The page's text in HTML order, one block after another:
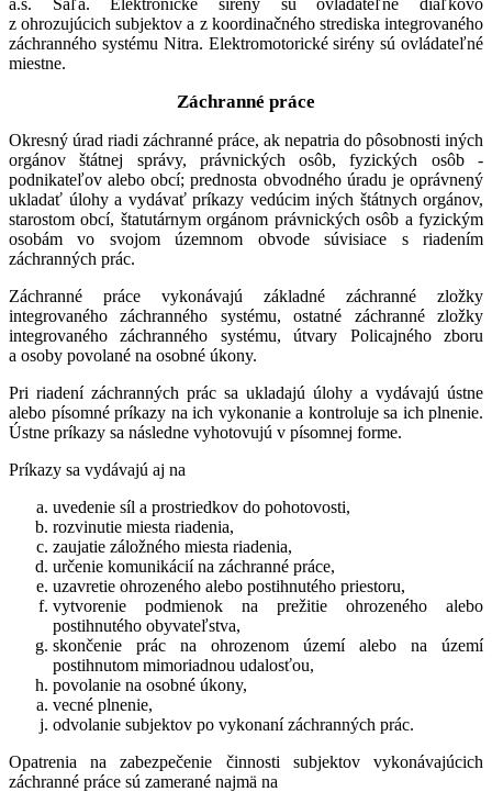
z ohrozujúcich subjektov a z koordinačného strediska integrovaného
záchranného systému Nitra. Elektromotorické sirény sú ovládateľné
miestne.
Záchranné práce
Okresný úrad riadi záchranné práce, ak nepatria do pôsobnosti iných
orgánov štátnej správy, právnických osôb, fyzických osôb -
podnikateľov alebo obcí; prednosta obvodného úradu je oprávnený
ukladať úlohy a vydávať príkazy vedúcim iných štátnych orgánov,
starostom obcí, štatutárnym orgánom právnických osôb a fyzickým
osobám vo svojom územnom obvode súvisiace s riadením
záchranných prác.
Záchranné práce vykonávajú základné záchranné zložky
integrovaného záchranného systému, ostatné záchranné zložky
integrovaného záchranného systému, útvary Policajného zboru
a osoby povolané na osobné úkony.
Pri riadení záchranných prác sa ukladajú úlohy a vydávajú ústne
alebo písomné príkazy na ich vykonanie a kontroluje sa ich plnenie.
Ústne príkazy sa následne vyhotovujú v písomnej forme.
Príkazy sa vydávajú aj na
uvedenie síl a prostriedkov do pohotovosti,
rozvinutie miesta riadenia,
zaujatie záložného miesta riadenia,
určenie komunikácií na záchranné práce,
uzavretie ohrozeného alebo postihnutého priestoru,
vytvorenie podmienok na prežitie ohrozeného alebo
postihnutého obyvateľstva,
skončenie prác na ohrozenom území alebo na území
postihnutom mimoriadnou udalosťou,
povolanie na osobné úkony,
vecné plnenie,
odvolanie subjektov po vykonaní záchranných prác.
Opatrenia na zabezpečenie činnosti subjektov vykonávajúcich
záchranné práce sú zamerané najmä na